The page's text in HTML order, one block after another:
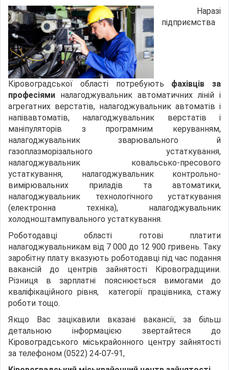
Наразі
підприємства
Кіровоградської області потребують фахівців за
професіями налагоджувальник автоматичних ліній і
агрегатних верстатів, налагоджувальник автоматів і
напівавтоматів, налагоджувальник верстатів і
маніпуляторів з програмним керуванням,
налагоджувальник зварювального й
газоплазморізального устаткування,
налагоджувальник ковальсько-пресового
устаткування, налагоджувальник контрольно-
вимірювальних приладів та автоматики,
налагоджувальник технологічного устаткування
(електронна техніка), налагоджувальник
холодноштампувального устаткування.
Роботодавці області готові платити
налагоджувальникам від 7 000 до 12 900 гривень. Таку
заробітну плату вказують роботодавці під час подання
вакансій до центрів зайнятості Кіровоградщини.
Різниця в зарплатні пояснюється вимогами до
кваліфікаційного рівня, категорії працівника, стажу
роботи тощо.
Якщо Вас зацікавили вказані вакансії, за більш
детальною інформацією звертайтеся до
Кіровоградського міськрайонного центру зайнятості
за телефоном (0522) 24-07-91,